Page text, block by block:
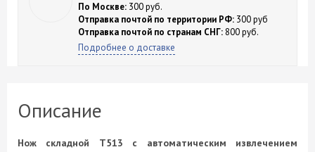
По Москве: 300 руб.
Отправка почтой по территории РФ: 300 руб
Отправка почтой по странам СНГ: 800 руб.
Подробнее о доставке
Описание
Нож складной T513 с автоматическим извлечением